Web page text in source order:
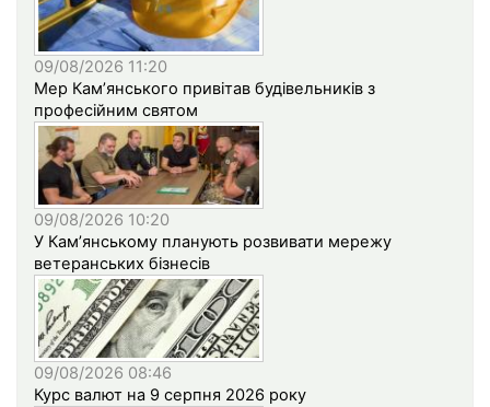
09/08/2026 11:20
Мер Кам’янського привітав будівельників з
професійним святом
09/08/2026 10:20
У Кам’янському планують розвивати мережу
ветеранських бізнесів
09/08/2026 08:46
Курс валют на 9 серпня 2026 року